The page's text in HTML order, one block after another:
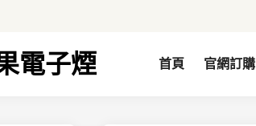
電子煙 首頁 官網訂購